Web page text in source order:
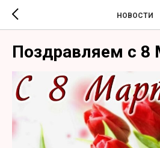
НОВОСТИ
Поздравляем с 8